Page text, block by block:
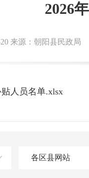
2026
来源：朝阳县民政局
人员名单.xlsx
各区县网站